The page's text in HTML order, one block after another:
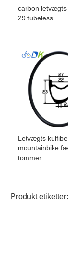
carbon
29 tubeless
Letvægts
mountainbike
tommer
Produkt etiketter: